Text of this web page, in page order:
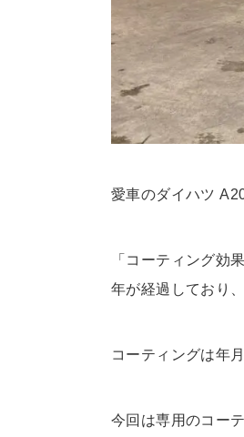
愛車のダイハツ
「コーティング効
年が経過しており
コーティングは年
今回は専用のコー